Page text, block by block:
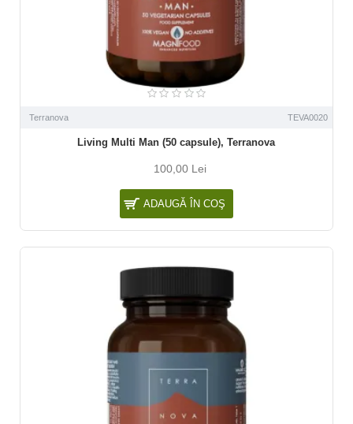
Terranova TEVA0020
Living Multi Man (50 capsule), Terranova
100,00 Lei
ADAUGĂ ÎN COŞ